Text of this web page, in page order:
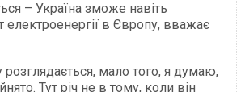
– Україна зможе навіть
електроенергії в Європу, вважає
розглядається, мало того, я думаю,
Тут річ не в тому, коли він